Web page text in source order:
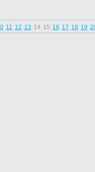
11 12 13 14 15 16 17 18 19